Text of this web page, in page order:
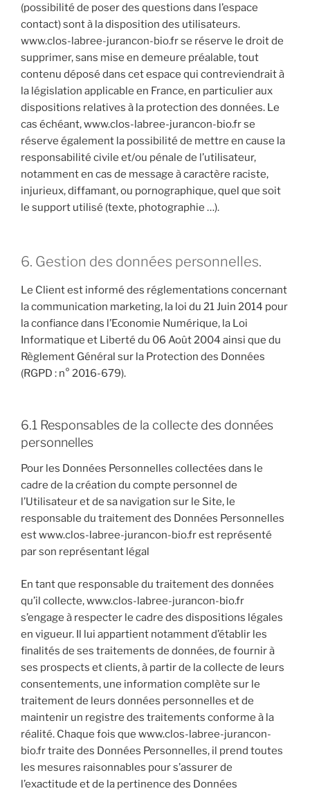
(possibilité de poser des questions dans l’espace
contact) sont à la disposition des utilisateurs.
www.clos-labree-jurancon-bio.fr se réserve le droit de
supprimer, sans mise en demeure préalable, tout
contenu déposé dans cet espace qui contreviendrait à
la législation applicable en France, en particulier aux
dispositions relatives à la protection des données. Le
cas échéant, www.clos-labree-jurancon-bio.fr se
réserve également la possibilité de mettre en cause la
responsabilité civile et/ou pénale de l’utilisateur,
notamment en cas de message à caractère raciste,
injurieux, diffamant, ou pornographique, quel que soit
le support utilisé (texte, photographie …).
6. Gestion des données personnelles.
Le Client est informé des réglementations concernant
la communication marketing, la loi du 21 Juin 2014 pour
la confiance dans l’Economie Numérique, la Loi
Informatique et Liberté du 06 Août 2004 ainsi que du
Règlement Général sur la Protection des Données
(RGPD : n° 2016-679).
6.1 Responsables de la collecte des données
personnelles
Pour les Données Personnelles collectées dans le
cadre de la création du compte personnel de
l’Utilisateur et de sa navigation sur le Site, le
responsable du traitement des Données Personnelles
est www.clos-labree-jurancon-bio.fr est représenté
par son représentant légal
En tant que responsable du traitement des données
qu’il collecte, www.clos-labree-jurancon-bio.fr
s’engage à respecter le cadre des dispositions légales
en vigueur. Il lui appartient notamment d’établir les
finalités de ses traitements de données, de fournir à
ses prospects et clients, à partir de la collecte de leurs
consentements, une information complète sur le
traitement de leurs données personnelles et de
maintenir un registre des traitements conforme à la
réalité. Chaque fois que www.clos-labree-jurancon-
bio.fr traite des Données Personnelles, il prend toutes
les mesures raisonnables pour s’assurer de
l’exactitude et de la pertinence des Données